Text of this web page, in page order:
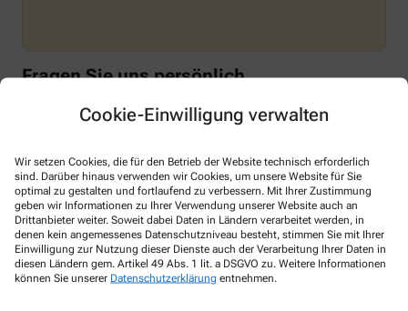
Cookie-Einwilligung verwalten
Wir setzen Cookies, die für den Betrieb der Website technisch erforderlich
sind. Darüber hinaus verwenden wir Cookies, um unsere Website für Sie
optimal zu gestalten und fortlaufend zu verbessern. Mit Ihrer Zustimmung
geben wir Informationen zu Ihrer Verwendung unserer Website auch an
Drittanbieter weiter. Soweit dabei Daten in Ländern verarbeitet werden, in
denen kein angemessenes Datenschutzniveau besteht, stimmen Sie mit Ihrer
Einwilligung zur Nutzung dieser Dienste auch der Verarbeitung Ihrer Daten in
diesen Ländern gem. Artikel 49 Abs. 1 lit. a DSGVO zu. Weitere Informationen
können Sie unserer Datenschutzerklärung entnehmen.
Fragen Sie uns persönlich
Wenn Sie eine Frage zu einem unserer Schwerpunktthemen
der Apotheke an oder vereinbaren Sie einen Termin. Wir sind gern
für Sie da.
Tel.:036424 56655
E-Mail:info@sonnenapotheke-kahla.de
Sie finden uns auch auf Facebook undInstagram– einfach
reinschauen, folgen und stets aktuell informiert bleiben.